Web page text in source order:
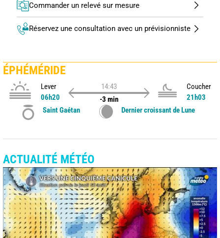
Commander un relevé sur mesure
Réservez une consultation avec un prévisionniste
ÉPHÉMÉRIDE
Lever
06h20
14:43
-3 min
Coucher
21h03
Saint Gaétan
Dernier croissant de Lune
ACTUALITÉ MÉTÉO